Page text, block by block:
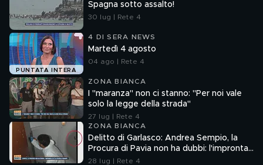
Spagna sotto assalto!
30 lug | Rete 4
PUNTATA INTERA
4 DI SERA NEWS
Martedì 4 agosto
04 ago | Rete 4
ZONA BIANCA
I "maranza" non ci stanno: "Per noi vale
solo la legge della strada"
27 lug | Rete 4
ZONA BIANCA
Delitto di Garlasco: Andrea Sempio, la
Procura di Pavia non ha dubbi: l'impronta
33 è la pistola fumante
28 lug | Rete 4